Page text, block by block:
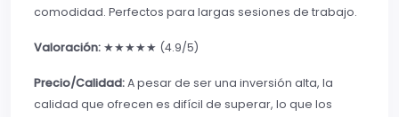
comodidad. Perfectos para largas sesiones de trabajo.
Valoración: ★★★★★ (4.9/5)
Precio/Calidad:A pesar de ser una inversión alta, la
calidad que ofrecen es difícil de superar, lo que los